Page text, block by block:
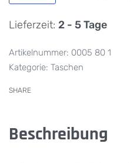
Lieferzeit: 2 - 5 Tage
0005 80 1
Kategorie: Taschen
SHARE
Beschreibung